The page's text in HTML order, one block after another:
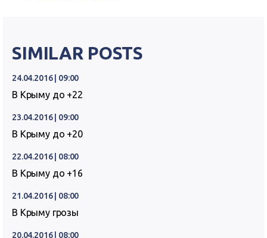
SIMILAR POSTS
24.04.2016 | 09:00
В Крыму до +22
23.04.2016 | 09:00
В Крыму до +20
22.04.2016 | 08:00
В Крыму до +16
21.04.2016 | 08:00
В Крыму грозы
20.04.2016 | 08:00